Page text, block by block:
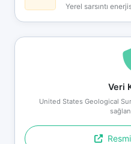
Yerel sarsıntı
Veri
United States Geological